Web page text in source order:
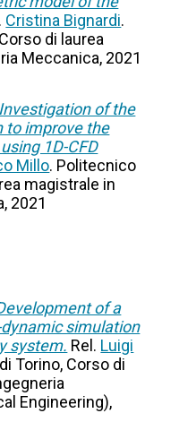
Cristina Bignardi.
di laurea
Meccanica, 2021
Investigation of the
to improve the
1D-CFD
Millo. Politecnico
magistrale in
2021
of a
simulation
system. Rel. Luigi
Torino, Corso di
Engineering),